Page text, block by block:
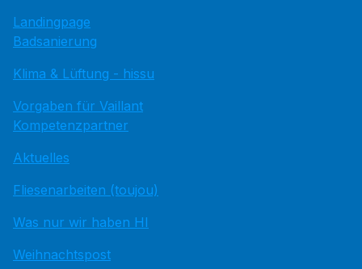
Landingpage
Badsanierung
Klima & Lüftung - hissu
Vorgaben für Vaillant
Kompetenzpartner
Aktuelles
Fliesenarbeiten (toujou)
Was nur wir haben HI
Weihnachtspost